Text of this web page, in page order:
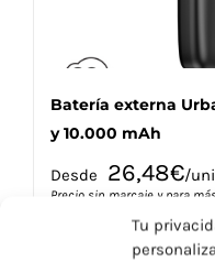
Tu
Batería externa
y 10.000 mAh
Desde 26,48€/
Precio sin marcaje y para